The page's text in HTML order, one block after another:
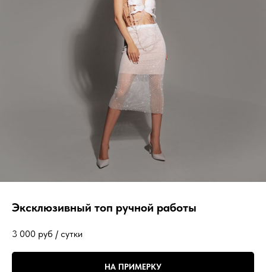
Эксклюзивный топ ручной работы
3 000 руб / сутки
НА ПРИМЕРКУ